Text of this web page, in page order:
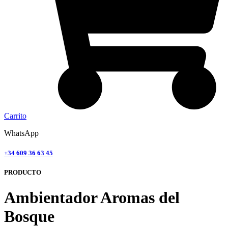
Carrito
WhatsApp
+34 609 36 63 45
PRODUCTO
Ambientador Aromas del
Bosque